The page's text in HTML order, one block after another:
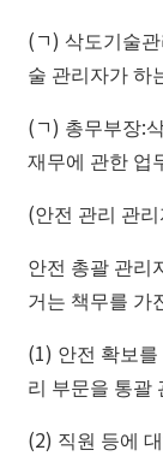
(ㄱ) 삭도기술
술 관리자가 하
(ㄱ) 총무부장:
재무에 관한 업
(안전 관리 관
안전 총괄 관리
거는 책무를 가
(1) 안전 확보
리 부문을 통괄
(2) 직원 등에